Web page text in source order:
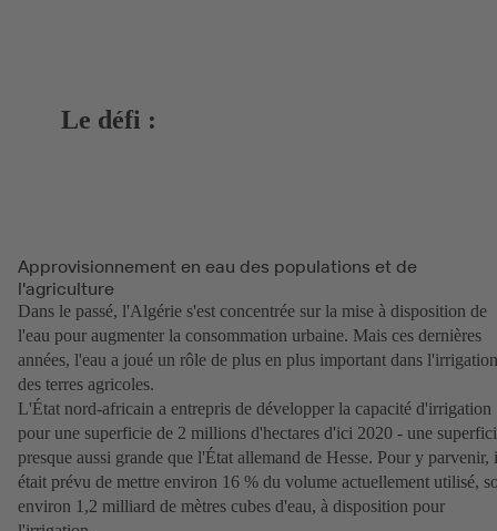
Le défi :
Approvisionnement en eau des populations et de
l'agriculture
Dans le passé, l'Algérie s'est concentrée sur la mise à disposition de
l'eau pour augmenter la consommation urbaine. Mais ces dernières
années, l'eau a joué un rôle de plus en plus important dans l'irrigation
des terres agricoles.
L'État nord-africain a entrepris de développer la capacité d'irrigation
pour une superficie de 2 millions d'hectares d'ici 2020 - une
presque aussi grande que l'État allemand de Hesse. Pour y parvenir,
était prévu de mettre environ 16 % du volume actuellement utilisé,
environ 1,2 milliard de mètres cubes d'eau, à disposition pour